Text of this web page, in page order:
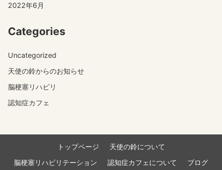
2022年6月
Categories
Uncategorized
天使の鈴からのお知らせ
脳梗塞リハビリ
認知症カフェ
トップページ
天使の鈴について
脳梗塞リハビリテーション
認知症カフェについて ブログ